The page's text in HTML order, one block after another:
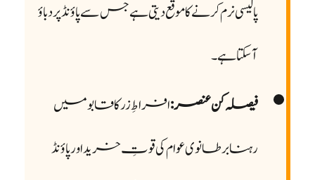
پالیسی نرم کرنے کا موقع دیتی ہے جس سے پاؤنڈ پر دباؤ
آ سکتا ہے۔
فیصلہ کن عنصر:افراطِ زر کا قابو میں
رہنا برطانوی عوام کی قوتِ خرید اور پاؤنڈ